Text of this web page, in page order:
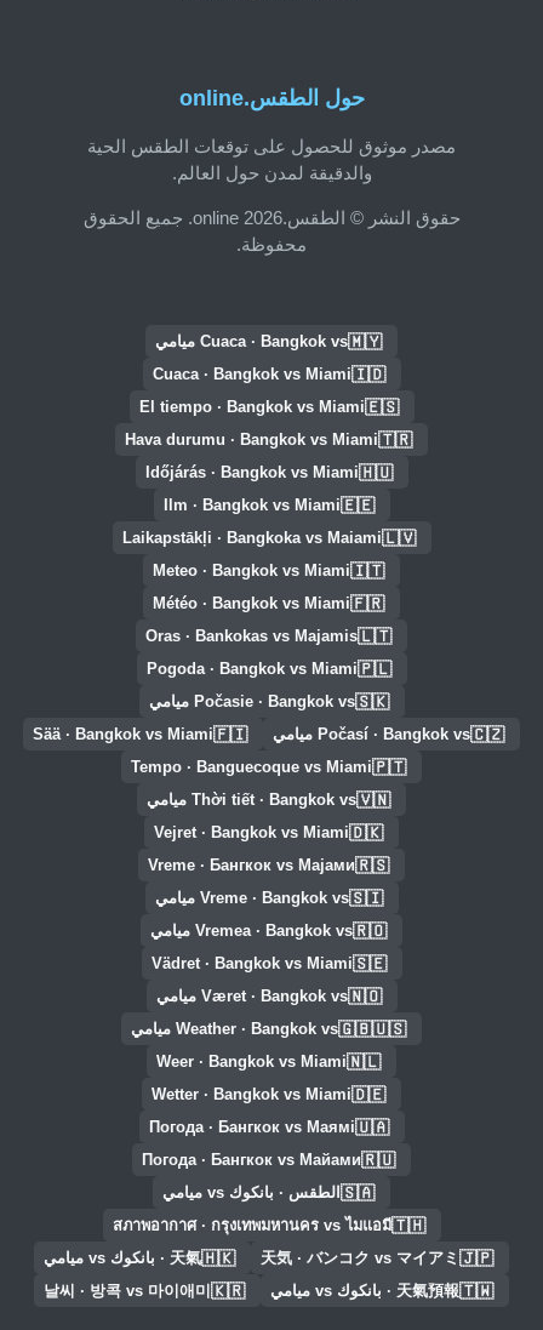
حول الطقس.online
مصدر موثوق للحصول على توقعات الطقس الحية
والدقيقة لمدن حول العالم.
حقوق النشر © الطقس.online 2026. جميع الحقوق
محفوظة.
🇲🇾Cuaca · Bangkok vs ميامي
🇮🇩
Cuaca · Bangkok vs Miami
🇪🇸
El tiempo · Bangkok vs Miami
🇹🇷
Hava durumu · Bangkok vs Miami
🇭🇺
Időjárás · Bangkok vs Miami
🇪🇪
Ilm · Bangkok vs Miami
🇱🇻
Laikapstākļi · Bangkoka vs Maiami
🇮🇹
Meteo · Bangkok vs Miami
🇫🇷
Météo · Bangkok vs Miami
🇱🇹
Oras · Bankokas vs Majamis
🇵🇱
Pogoda · Bangkok vs Miami
🇸🇰Počasie · Bangkok vs ميامي
🇨🇿Počasí · Bangkok vs ميامي 🇫🇮
Sää · Bangkok vs Miami
🇵🇹
Tempo · Banguecoque vs Miami
🇻🇳Thời tiết · Bangkok vs ميامي
🇩🇰
Vejret · Bangkok vs Miami
🇷🇸
Vreme · Бангкок vs Мајами
🇸🇮Vreme · Bangkok vs ميامي
🇷🇴Vremea · Bangkok vs ميامي
🇸🇪
Vädret · Bangkok vs Miami
🇳🇴Været · Bangkok vs ميامي
🇬🇧🇺🇸Weather · Bangkok vs ميامي
🇳🇱
Weer · Bangkok vs Miami
🇩🇪
Wetter · Bangkok vs Miami
🇺🇦
Погода · Бангкок vs Маямі
🇷🇺
Погода · Бангкок vs Майами
🇸🇦 الطقس · بانكوك vs ميامي
🇹🇭
สภาพอากาศ · กรุงเทพมหานคร vs ไมแอมี
🇯🇵
天気 · バンコク vs マイアミ
🇭🇰天氣 · بانكوك vs ميامي
🇹🇼天氣預報 · بانكوك vs ميامي 🇰🇷
날씨 · 방콕 vs 마이애미